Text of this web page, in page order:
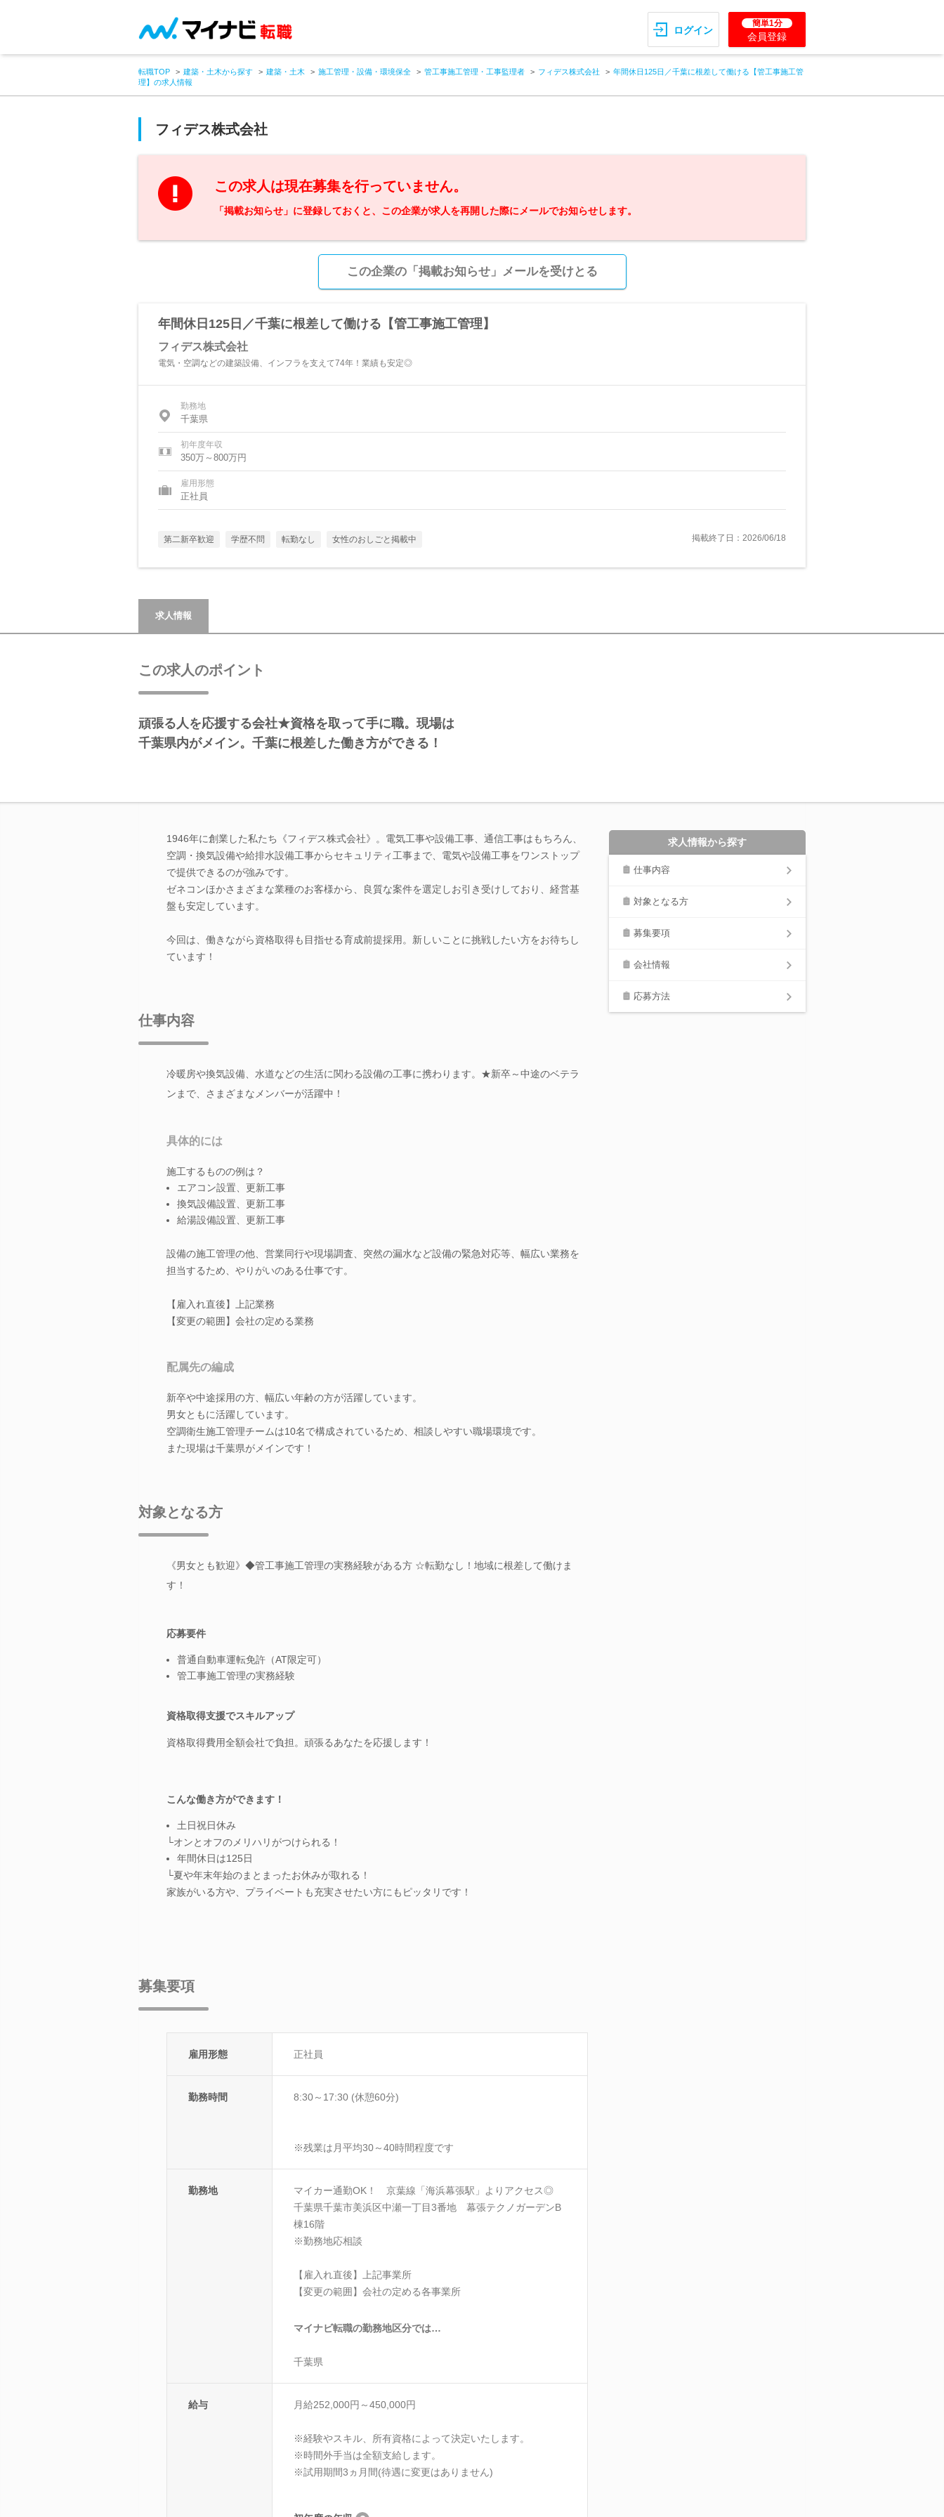
ログイン
簡単1分
会員登録
転職TOP 建築・土木から探す 建築・土木 施工管理・設備・環境保全 管工事施工管理・工事監理者 フィデス株式会社
年間休日125日／千葉に根差して働ける【管工事施工管
理】の求人情報
フィデス株式会社
この求人は現在募集を行っていません。
「掲載お知らせ」に登録しておくと、この企業が求人を再開した際にメールでお知らせします。
この企業の「掲載お知らせ」メールを受けとる
年間休日125日／千葉に根差して働ける【管工事施工管理】
フィデス株式会社
電気・空調などの建築設備、インフラを支えて74年！業績も安定◎
勤務地
千葉県
初年度年収
350万～800万円
雇用形態
正社員
第二新卒歓迎 学歴不問 転勤なし 女性のおしごと掲載中 掲載終了日：2026/06/18
求人情報
この求人のポイント
頑張る人を応援する会社★資格を取って手に職。現場は
千葉県内がメイン。千葉に根差した働き方ができる！
1946年に創業した私たち《フィデス株式会社》。電気工事や設備工事、通信工事はもちろん、
空調・換気設備や給排水設備工事からセキュリティ工事まで、電気や設備工事をワンストップ
で提供できるのが強みです。
ゼネコンほかさまざまな業種のお客様から、良質な案件を選定しお引き受けしており、経営基
盤も安定しています。
今回は、働きながら資格取得も目指せる育成前提採用。新しいことに挑戦したい方をお待ちし
ています！
仕事内容
冷暖房や換気設備、水道などの生活に関わる設備の工事に携わります。★新卒～中途のベテラ
ンまで、さまざまなメンバーが活躍中！
具体的には
施工するものの例は？
エアコン設置、更新工事
換気設備設置、更新工事
給湯設備設置、更新工事
設備の施工管理の他、営業同行や現場調査、突然の漏水など設備の緊急対応等、幅広い業務を
担当するため、やりがいのある仕事です。
【雇入れ直後】上記業務
【変更の範囲】会社の定める業務
配属先の編成
新卒や中途採用の方、幅広い年齢の方が活躍しています。
男女ともに活躍しています。
空調衛生施工管理チームは10名で構成されているため、相談しやすい職場環境です。
また現場は千葉県がメインです！
対象となる方
《男女とも歓迎》◆管工事施工管理の実務経験がある方 ☆転勤なし！地域に根差して働けま
す！
応募要件
普通自動車運転免許（AT限定可）
管工事施工管理の実務経験
資格取得支援でスキルアップ
資格取得費用全額会社で負担。頑張るあなたを応援します！
こんな働き方ができます！
土日祝日休み
└オンとオフのメリハリがつけられる！
年間休日は125日
└夏や年末年始のまとまったお休みが取れる！
家族がいる方や、プライベートも充実させたい方にもピッタリです！
募集要項
雇用形態 正社員
勤務時間 8:30～17:30 (休憩60分)
※残業は月平均30～40時間程度です
勤務地
マイカー通勤OK！ 京葉線「海浜幕張駅」よりアクセス◎
千葉県千葉市美浜区中瀬一丁目3番地 幕張テクノガーデンB
棟16階
※勤務地応相談
【雇入れ直後】上記事業所
【変更の範囲】会社の定める各事業所
マイナビ転職の勤務地区分では…
千葉県
給与 月給252,000円～450,000円
※経験やスキル、所有資格によって決定いたします。
※時間外手当は全額支給します。
※試用期間3ヵ月間(待遇に変更はありません)
求人情報から探す
仕事内容
対象となる方
募集要項
会社情報
応募方法